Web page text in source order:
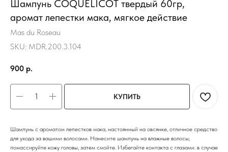
Шампунь COQUELICOT твердый 60гр,
аромат лепестки мака, мягкое действие
Mas du Roseau
SKU: MDR.200.3.104
900 р.
КУПИТЬ
Шампунь с ароматом лепестков мака, настоянный на овсянке, отличное средство
для ухода за вашими волосами. Нанесите шампунь на влажные волосы;
помассируйте кожу головы, затем смойте. Избегайте контакта с глазами. в случае